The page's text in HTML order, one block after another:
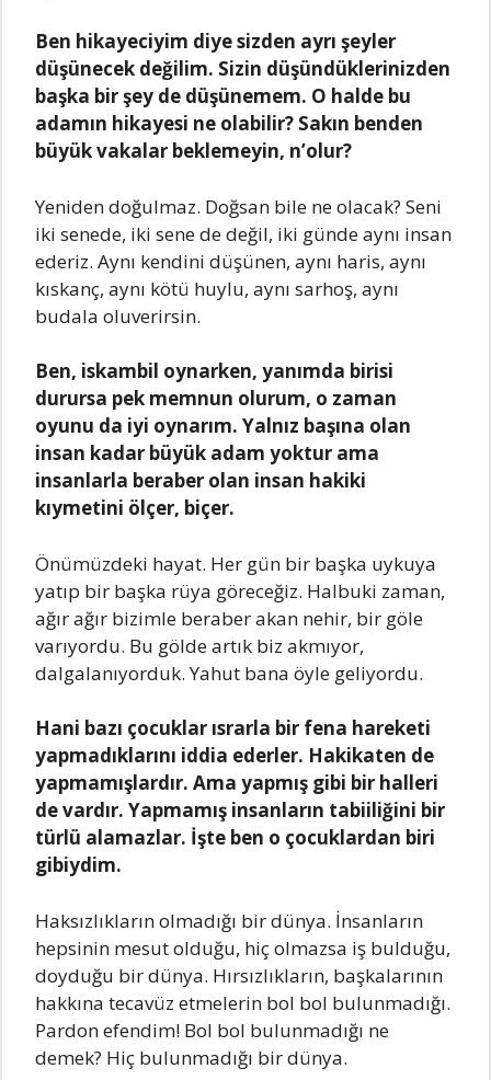
Ben hikayeciyim diye sizden ayrı şeyler
düşünecek değilim. Sizin düşündüklerinizden
başka bir şey de düşünemem. O halde bu
adamın hikayesi ne olabilir? Sakın benden
büyük vakalar beklemeyin, n’olur?
Yeniden doğulmaz. Doğsan bile ne olacak? Seni
iki senede, iki sene de değil, iki günde aynı insan
ederiz. Aynı kendini düşünen, aynı haris, aynı
kıskanç, aynı kötü huylu, aynı sarhoş, aynı
budala oluverirsin.
Ben, iskambil oynarken, yanımda birisi
durursa pek memnun olurum, o zaman
oyunu da iyi oynarım. Yalnız başına olan
insan kadar büyük adam yoktur ama
insanlarla beraber olan insan hakiki
kıymetini ölçer, biçer.
Önümüzdeki hayat. Her gün bir başka uykuya
yatıp bir başka rüya göreceğiz. Halbuki zaman,
ağır ağır bizimle beraber akan nehir, bir göle
varıyordu. Bu gölde artık biz akmıyor,
dalgalanıyorduk. Yahut bana öyle geliyordu.
Hani bazı çocuklar ısrarla bir fena hareketi
yapmadıklarını iddia ederler. Hakikaten de
yapmamışlardır. Ama yapmış gibi bir halleri
de vardır. Yapmamış insanların tabiiliğini bir
türlü alamazlar. İşte ben o çocuklardan biri
gibiydim.
Haksızlıkların olmadığı bir dünya. İnsanların
hepsinin mesut olduğu, hiç olmazsa iş bulduğu,
doyduğu bir dünya. Hırsızlıkların, başkalarının
hakkına tecavüz etmelerin bol bol bulunmadığı.
Pardon efendim! Bol bol bulunmadığı ne
demek? Hiç bulunmadığı bir dünya.